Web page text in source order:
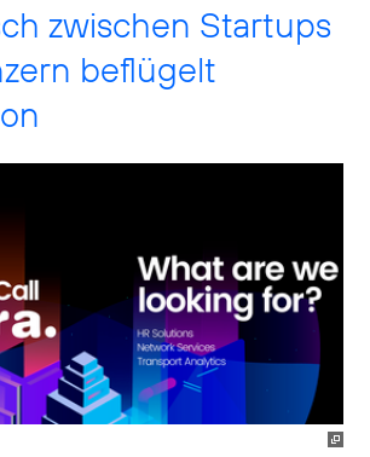
zwischen Startups
beflügelt